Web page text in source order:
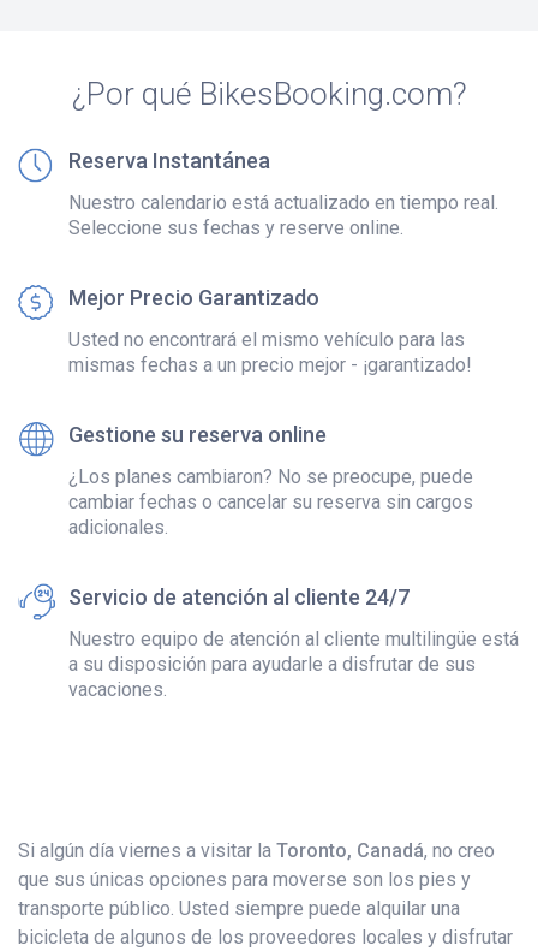
¿Por qué BikesBooking.com?
Reserva Instantánea
Nuestro calendario está actualizado en tiempo real.
Seleccione sus fechas y reserve online.
Mejor Precio Garantizado
Usted no encontrará el mismo vehículo para las
mismas fechas a un precio mejor - ¡garantizado!
Gestione su reserva online
¿Los planes cambiaron? No se preocupe, puede
cambiar fechas o cancelar su reserva sin cargos
adicionales.
Servicio de atención al cliente 24/7
Nuestro equipo de atención al cliente multilingüe está
a su disposición para ayudarle a disfrutar de sus
vacaciones.
Si algún día viernes a visitar la Toronto, Canadá, no creo
que sus únicas opciones para moverse son los pies y
transporte público. Usted siempre puede alquilar una
bicicleta de algunos de los proveedores locales y disfrutar